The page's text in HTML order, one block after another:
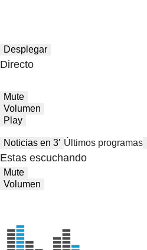
Desplegar
Directo
Mute
Volumen
Play
Noticias en 3′ Últimos programas
Estas escuchando
Mute
Volumen